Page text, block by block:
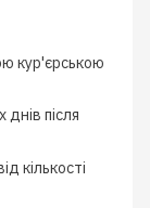
кур'єрською
днів після
кількості